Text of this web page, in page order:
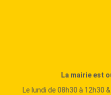
La mairie est
Le lundi de 08h30 à 12h30